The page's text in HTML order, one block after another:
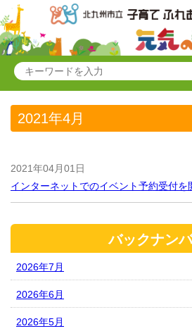
2021年4月
2021年04月01日
インターネットでのイベント予約受付を
バックナン
2026年7月
2026年6月
2026年5月